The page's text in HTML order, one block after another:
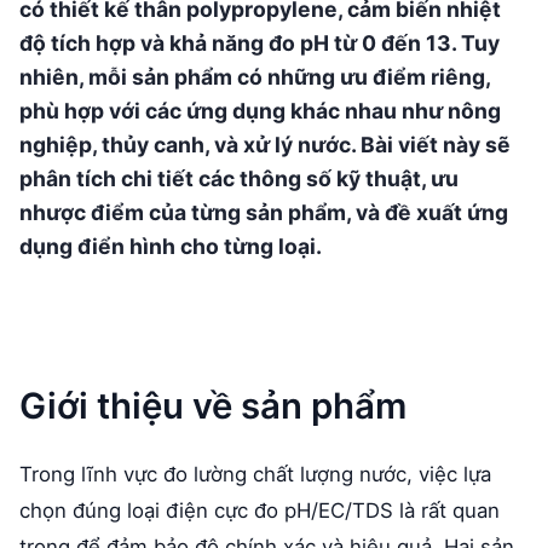
có thiết kế thân polypropylene, cảm biến nhiệt
độ tích hợp và khả năng đo pH từ 0 đến 13. Tuy
nhiên, mỗi sản phẩm có những ưu điểm riêng,
phù hợp với các ứng dụng khác nhau như nông
nghiệp, thủy canh, và xử lý nước. Bài viết này sẽ
phân tích chi tiết các thông số kỹ thuật, ưu
nhược điểm của từng sản phẩm, và đề xuất ứng
dụng điển hình cho từng loại.
Giới thiệu về sản phẩm
Trong lĩnh vực đo lường chất lượng nước, việc lựa
chọn đúng loại điện cực đo pH/EC/TDS là rất quan